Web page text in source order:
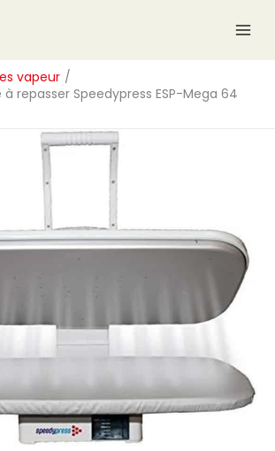
vapeur
repasser Speedypress ESP-Mega 64